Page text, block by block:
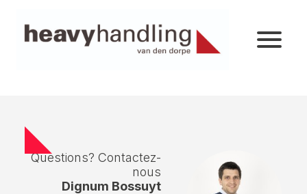
Questions? Contactez-
nous
Dignum Bossuyt